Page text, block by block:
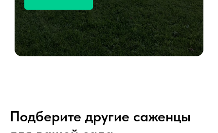
Подберите другие саженцы